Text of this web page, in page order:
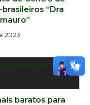
“Dra
2023
baratos para